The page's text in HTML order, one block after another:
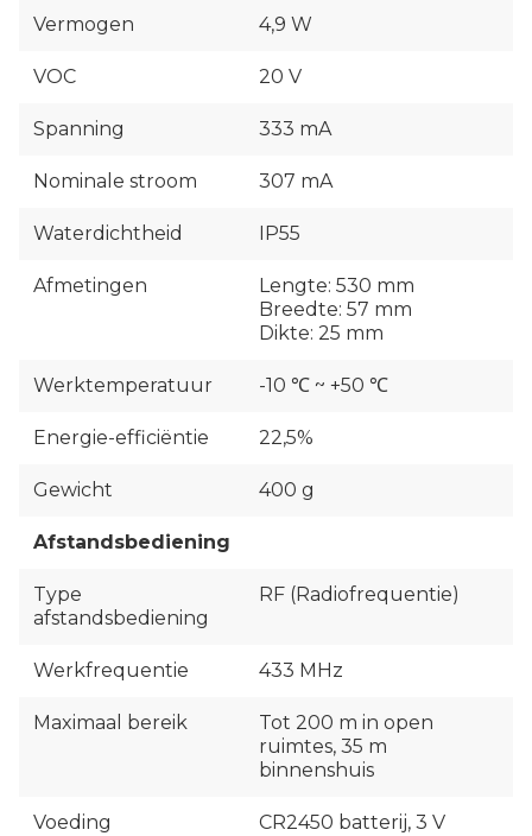
Vermogen 4,9 W
VOC 20 V
Spanning 333 mA
Nominale stroom 307 mA
Waterdichtheid IP55
Afmetingen
Lengte: 530 mm
Breedte: 57 mm
Dikte: 25 mm
Werktemperatuur -10 ℃ ~ +50 ℃
Energie-efficiëntie 22,5%
Gewicht 400 g
Afstandsbediening
Type
afstandsbediening
RF (Radiofrequentie)
Werkfrequentie 433 MHz
Maximaal bereik
Tot 200 m in open
ruimtes, 35 m
binnenshuis
Voeding CR2450 batterij, 3 V